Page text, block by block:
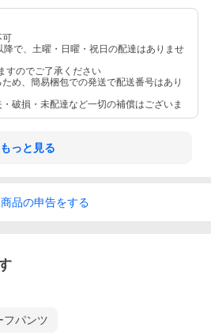
可
で、土曜・日曜・祝日の配達はありませ
すのでご了承ください
め、簡易梱包での発送で配送番号はあり
破損・未配達など一切の補償はございま
もっと見る
商品の申告をする
フパンツ